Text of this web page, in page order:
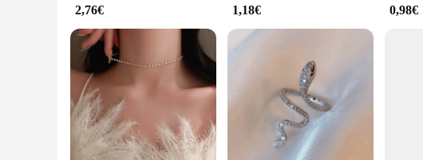
**A Gift That Speaks Volumes**
comes as a set, making it a complete package that's ready to be gifted.
stylish jewelry to their customers. With its distinctive design and quality
2,76€ 1,18€ 0,98€